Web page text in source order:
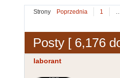
Strony Poprzednia 1
Posty [ 6,176
laborant